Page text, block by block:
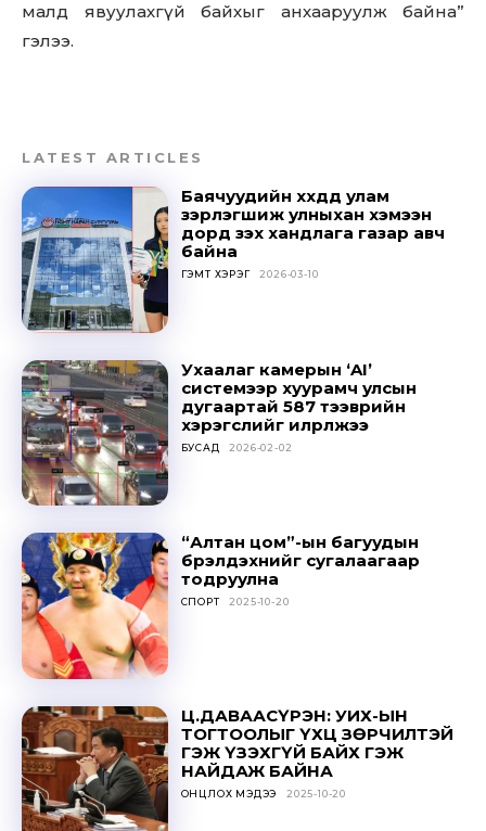
Don't miss
SUBSCRIBE
малд явуулахгүй байхыг анхааруулж байна”
гэлээ.
LATEST ARTICLES
Баячуудийн хүүхдүүд улам
зэрлэгшиж улныхан хэмээн
дорд үзэх хандлага газар авч
байна
ГЭМТ ХЭРЭГ 2026-03-10
Ухаалаг камерын ‘AI’
системээр хуурамч улсын
дугаартай 587 тээврийн
хэрэгслийг илрүүлжээ
БУСАД 2026-02-02
“Алтан цом”-ын багуудын
бүрэлдэхүүнийг сугалаагаар
тодруулна
СПОРТ 2025-10-20
Ц.ДАВААСҮРЭН: УИХ-ЫН
ТОГТООЛЫГ ҮХЦ ЗӨРЧИЛТЭЙ
ГЭЖ ҮЗЭХГҮЙ БАЙХ ГЭЖ
НАЙДАЖ БАЙНА
ОНЦЛОХ МЭДЭЭ 2025-10-20